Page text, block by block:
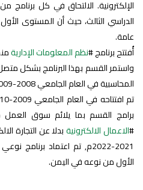
الإلكترونية. الالتحاق في كل
الدراسي الثالث، حيث أن المستوى
عامة.
أُفتتح برنامج #نظم المعلومات الإدارية
واستمر القسم بهذا البرنامج بشكل
برامج القسم بما يلائم سوق
#الاعمال الالكترونيةبدلا عن التجارة
2021-2022م, تم اعتماد برنامج نوعي جديد وهو #
الأول من نوعه في اليمن.